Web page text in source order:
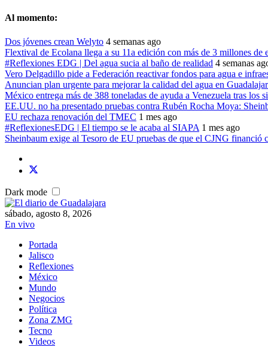
Al momento:
Dos jóvenes crean Welyto 4 semanas ago
Flextival de Ecolana llega a su 11a edición con más de 3 millones de
#Reflexiones EDG | Del agua sucia al baño de realidad 4 semanas
Vero Delgadillo pide a Federación reactivar fondos para agua e
Anuncian plan urgente para mejorar la calidad del agua en
México entrega más de 388 toneladas de ayuda a Venezuela tras los
EE.UU. no ha presentado pruebas contra Rubén Rocha Moya:
EU rechaza renovación del TMEC 1 mes ago
#ReflexionesEDG | El tiempo se le acaba al SIAPA 1 mes ago
Sheinbaum exige al Tesoro de EU pruebas de que el CJNG financió
Dark mode
sábado, agosto 8, 2026
En vivo
Portada
Jalisco
Reflexiones
México
Mundo
Negocios
Política
Zona ZMG
Tecno
Videos